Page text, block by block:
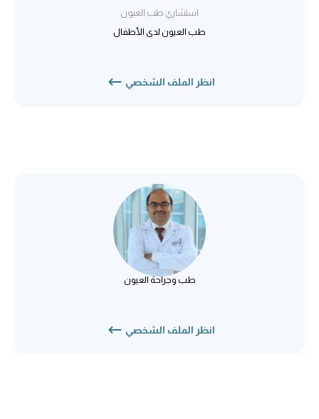
استشاري طب العيون
طب العيون لدى الأطفال
انظر الملف الشخصي
د. ريتوراج فيديكار
أخصائي
طب وجراحة العيون
انظر الملف الشخصي